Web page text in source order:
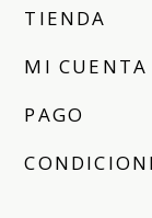
TIENDA
MI CUENTA
PAGO